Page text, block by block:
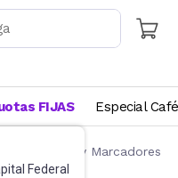
Federal
FIJAS Especial Café
Lapiceras y Marcadores